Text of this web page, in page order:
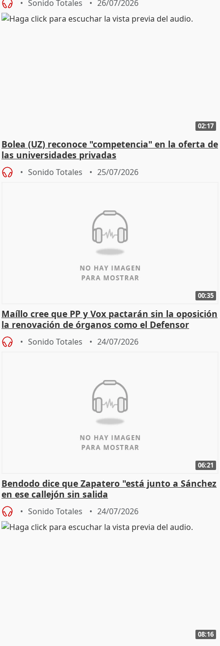
Sonido Totales 26/07/2026
02:17
Bolea (UZ) reconoce "competencia" en la oferta de
las universidades privadas
Sonido Totales 25/07/2026
00:35
Maíllo cree que PP y Vox pactarán sin la oposición
la renovación de órganos como el Defensor
Sonido Totales 24/07/2026
06:21
Bendodo dice que Zapatero "está junto a Sánchez
en ese callejón sin salida
Sonido Totales 24/07/2026
08:16